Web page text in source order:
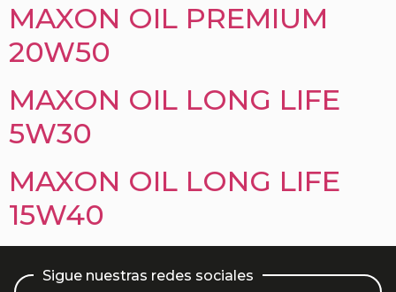
MAXON OIL PREMIUM
20W50
MAXON OIL LONG LIFE
5W30
MAXON OIL LONG LIFE
15W40
Sigue nuestras redes sociales